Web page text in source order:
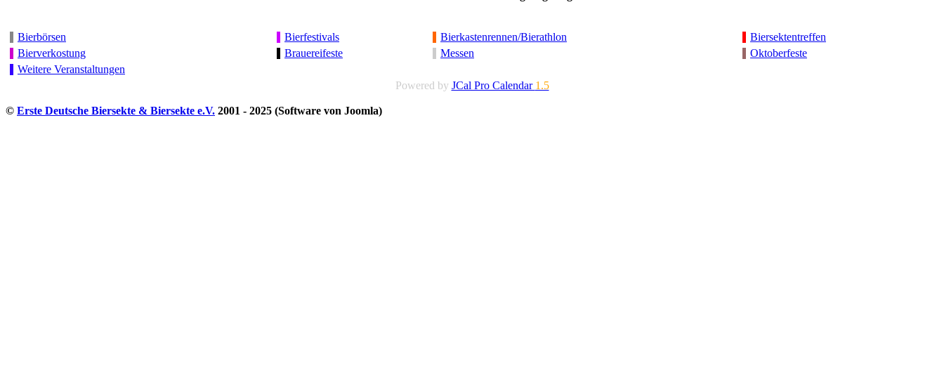
Bierbörsen Bierfestivals Bierkastenrennen/Bierathlon
Biersektentreffen
Bierverkostung
Brauereifeste Messen
Oktoberfeste
Weitere Veranstaltungen
Powered by JCal Pro Calendar 1.5
© Erste Deutsche Biersekte & Biersekte e.V. 2001 - 2025 (Software von Joomla)